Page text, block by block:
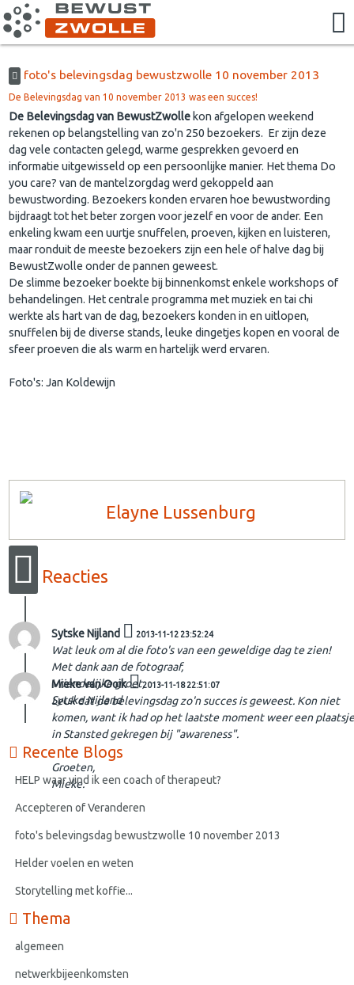
foto's belevingsdag bewustzwolle 10 november 2013
De Belevingsdag van 10 november 2013 was een succes!
De Belevingsdag van BewustZwolle kon afgelopen weekend
rekenen op belangstelling van zo'n 250 bezoekers. Er zijn deze
dag vele contacten gelegd, warme gesprekken gevoerd en
informatie uitgewisseld op een persoonlijke manier. Het thema Do
you care? van de mantelzorgdag werd gekoppeld aan
bewustwording. Bezoekers konden ervaren hoe bewustwording
bijdraagt tot het beter zorgen voor jezelf en voor de ander. Een
enkeling kwam een uurtje snuffelen, proeven, kijken en luisteren,
maar ronduit de meeste bezoekers zijn een hele of halve dag bij
BewustZwolle onder de pannen geweest.
De slimme bezoeker boekte bij binnenkomst enkele workshops of
behandelingen. Het centrale programma met muziek en tai chi
werkte als hart van de dag, bezoekers konden in en uitlopen,
snuffelen bij de diverse stands, leuke dingetjes kopen en vooral de
sfeer proeven die als warm en hartelijk werd ervaren.
Foto's: Jan Koldewijn
Elayne Lussenburg
Reacties
Sytske Nijland 2013-11-12 23:52:24
Wat leuk om al die foto's van een geweldige dag te zien!
Met dank aan de fotograaf,
Vriendelijke groet,
Sytske Nijland
Mieke van Ooik 2013-11-18 22:51:07
Leuk dat de belevingsdag zo'n succes is geweest. Kon niet
komen, want ik had op het laatste moment weer een
in Stansted gekregen bij "awareness".
Groeten,
Mieke.
Recente Blogs
HELP waar vind ik een coach of therapeut?
Accepteren of Veranderen
foto's belevingsdag bewustzwolle 10 november 2013
Helder voelen en weten
Storytelling met koffie...
Thema
algemeen
netwerkbijeenkomsten